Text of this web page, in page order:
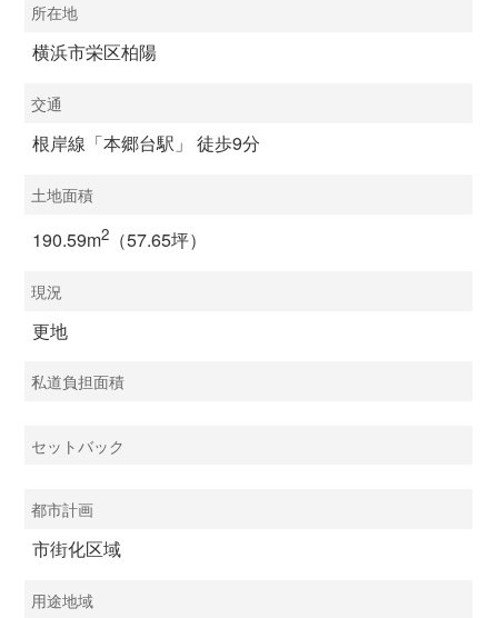
所在地
横浜市栄区柏陽
交通
根岸線「本郷台駅」 徒歩9分
土地面積
190.59m2（57.65坪）
現況
更地
私道負担面積
セットバック
都市計画
市街化区域
用途地域